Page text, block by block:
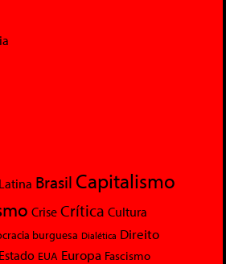
Brasil Capitalismo
Crise Crítica Cultura
burguesa Dialética Direito
Estado EUA Europa Fascismo